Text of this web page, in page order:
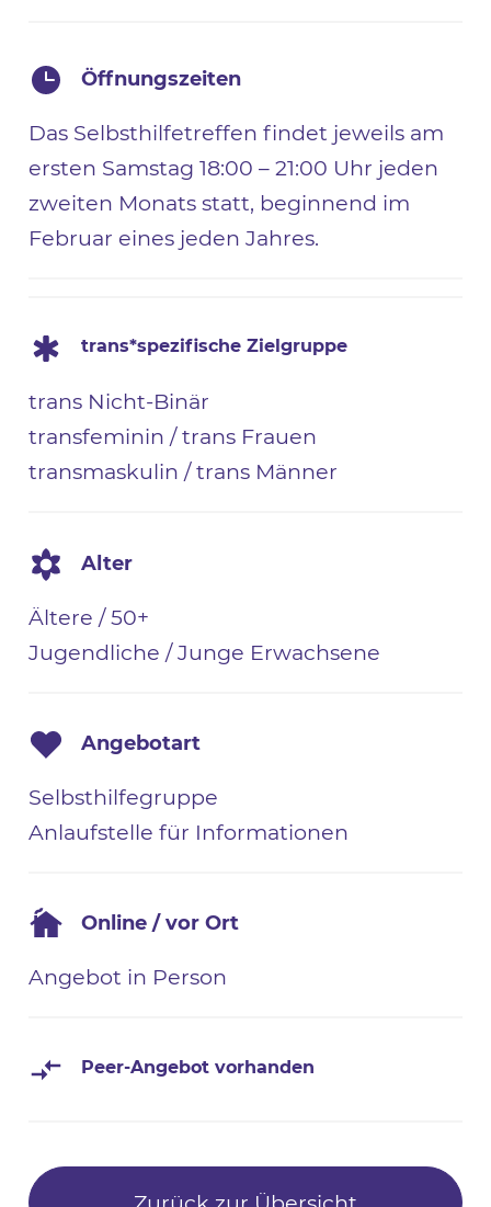
Öffnungszeiten
Das Selbsthilfetreffen findet jeweils am
ersten Samstag 18:00 – 21:00 Uhr jeden
zweiten Monats statt, beginnend im
Februar eines jeden Jahres.
trans*spezifische Zielgruppe
trans Nicht-Binär
transfeminin / trans Frauen
transmaskulin / trans Männer
Alter
Ältere / 50+
Jugendliche / Junge Erwachsene
Angebotart
Selbsthilfegruppe
Anlaufstelle für Informationen
Online / vor Ort
Angebot in Person
Peer-Angebot vorhanden